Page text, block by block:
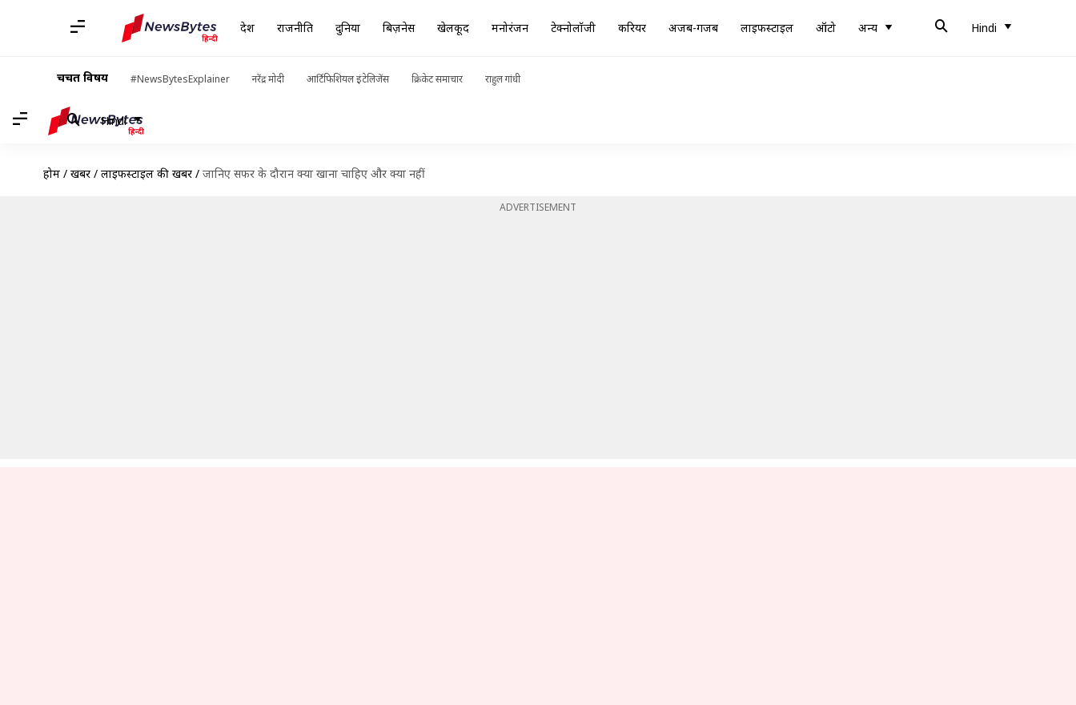
देश राजनीति दुनिया बिज़नेस खेलकूद मनोरंजन टेक्नोलॉजी करियर अजब-गजब लाइफस्टाइल ऑटो अन्य Hindi
चर्चित विषय #NewsBytesExplainer नरेंद्र मोदी आर्टिफिशियल इंटेलिजेंस क्रिकेट समाचार राहुल गांधी
Hindi
होम / खबरें / लाइफस्टाइल की खबरें / जानिए सफर के दौरान क्या खाना चाहिए और क्या नहीं
ADVERTISEMENT